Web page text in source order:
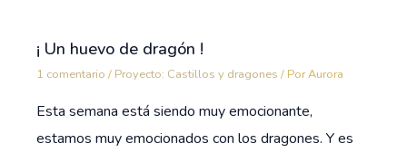
¡ Un huevo de dragón !
1 comentario / Proyecto: Castillos y dragones / PorAurora
Esta semana está siendo muy emocionante,
estamos muy emocionados con los dragones. Y es